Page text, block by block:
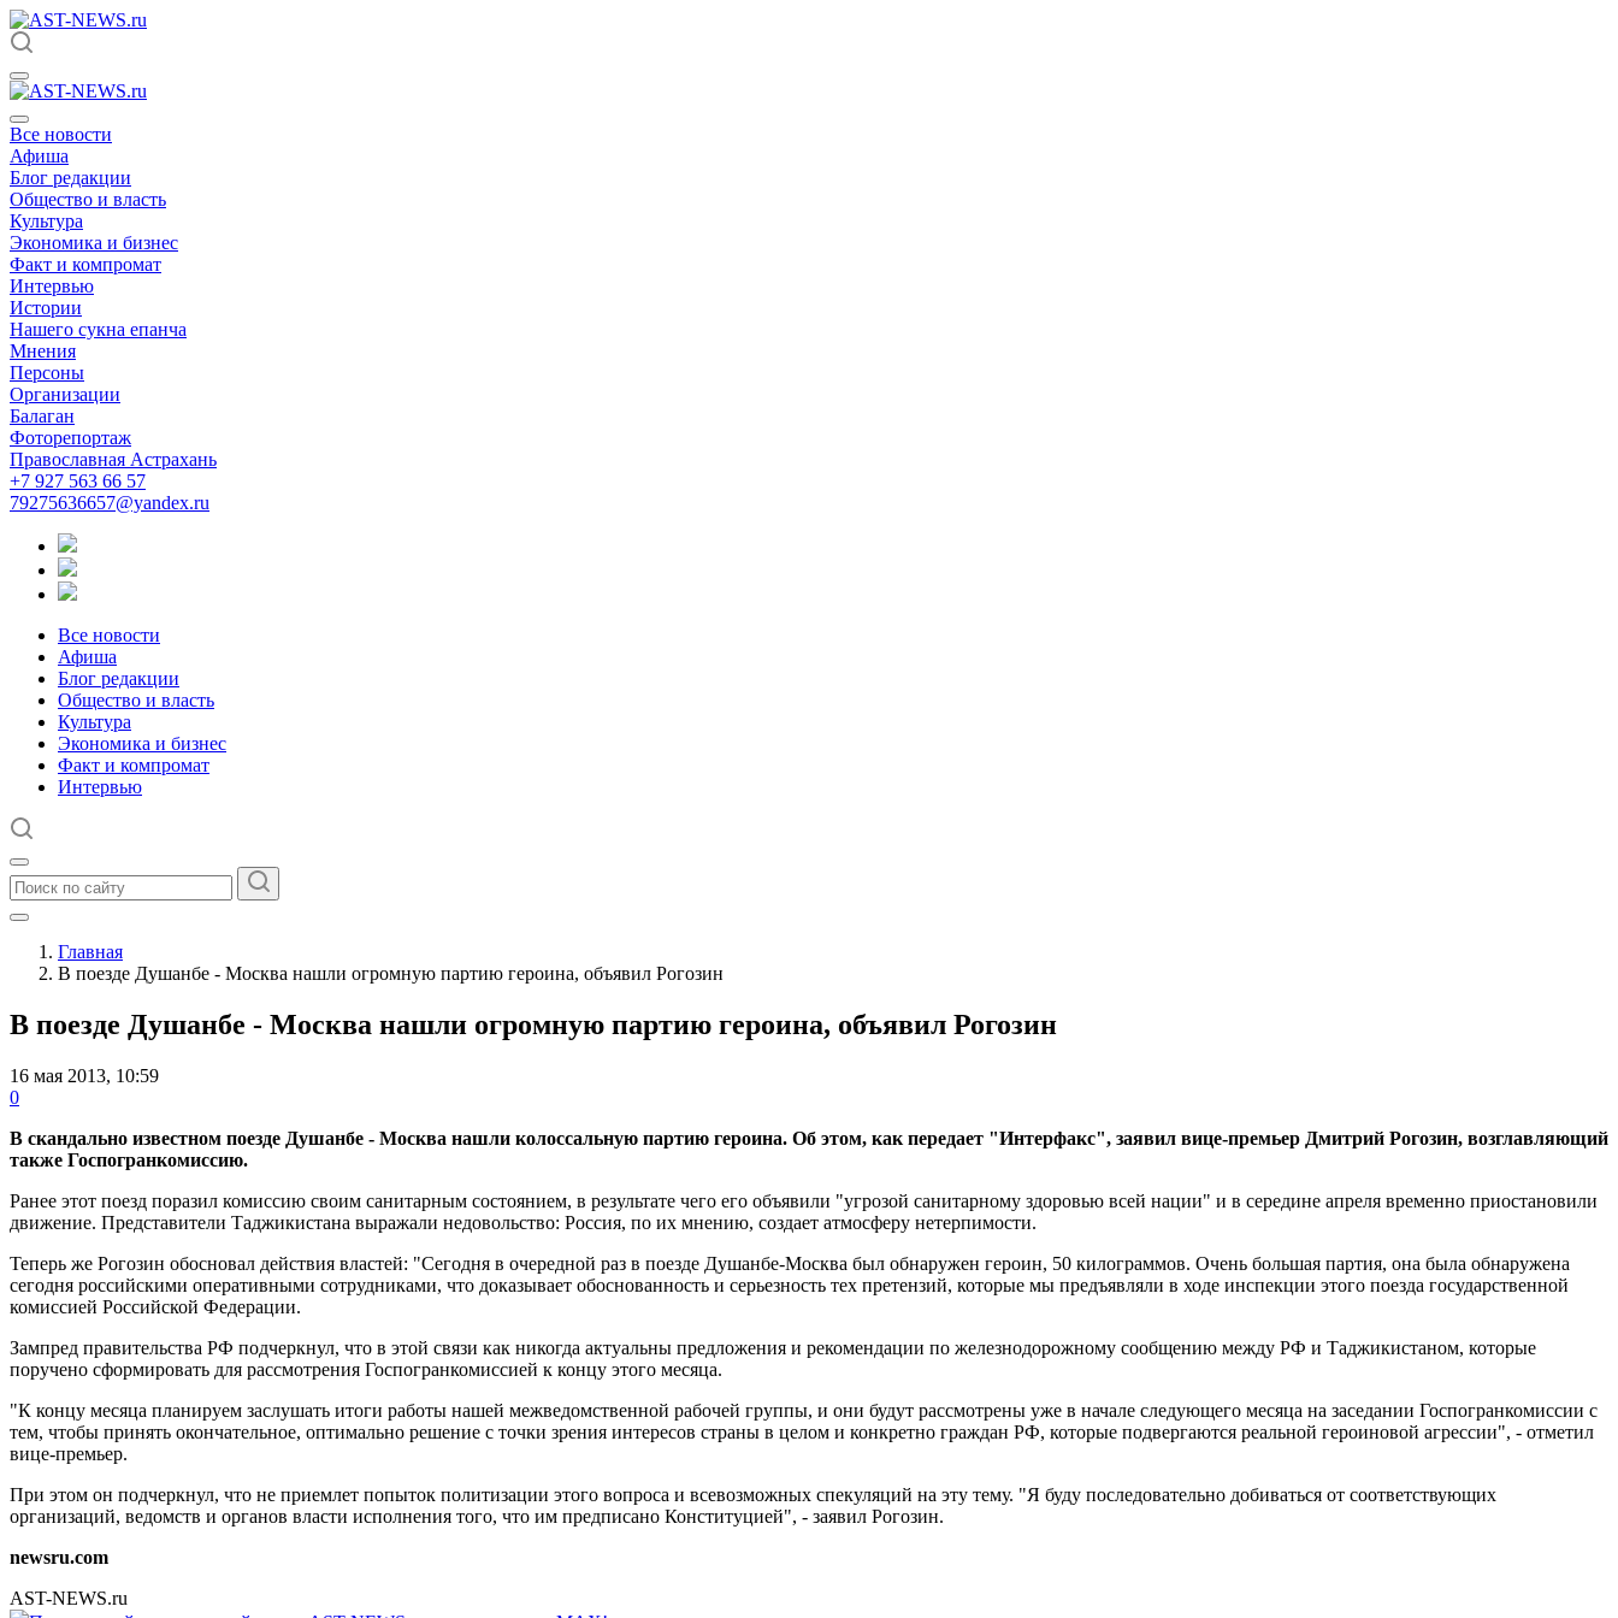
Все новости
Афиша
Блог редакции
Общество и власть
Культура
Экономика и бизнес
Факт и компромат
Интервью
Истории
Нашего сукна епанча
Мнения
Персоны
Организации
Балаган
Фоторепортаж
Православная Астрахань
+7 927 563 66 57
79275636657@yandex.ru
Все новости
Афиша
Блог редакции
Общество и власть
Культура
Экономика и бизнес
Факт и компромат
Интервью
Главная
В поезде Душанбе - Москва нашли огромную партию героина, объявил Рогозин
В поезде Душанбе - Москва нашли огромную партию героина, объявил Рогозин
16 мая 2013, 10:59
0
В скандально известном поезде Душанбе - Москва нашли колоссальную партию героина. Об этом, как передает "Интерфакс", заявил вице-премьер Дмитрий Рогозин, возглавляющий
также Госпогранкомиссию.
Ранее этот поезд поразил комиссию своим санитарным состоянием, в результате чего его объявили "угрозой санитарному здоровью всей нации" и в середине апреля временно приостановили
движение. Представители Таджикистана выражали недовольство: Россия, по их мнению, создает атмосферу нетерпимости.
Теперь же Рогозин обосновал действия властей: "Сегодня в очередной раз в поезде Душанбе-Москва был обнаружен героин, 50 килограммов. Очень большая партия, она была обнаружена
сегодня российскими оперативными сотрудниками, что доказывает обоснованность и серьезность тех претензий, которые мы предъявляли в ходе инспекции этого поезда государственной
комиссией Российской Федерации.
Зампред правительства РФ подчеркнул, что в этой связи как никогда актуальны предложения и рекомендации по железнодорожному сообщению между РФ и Таджикистаном, которые
поручено сформировать для рассмотрения Госпогранкомиссией к концу этого месяца.
"К концу месяца планируем заслушать итоги работы нашей межведомственной рабочей группы, и они будут рассмотрены уже в начале следующего месяца на заседании Госпогранкомиссии с
тем, чтобы принять окончательное, оптимально решение с точки зрения интересов страны в целом и конкретно граждан РФ, которые подвергаются реальной героиновой агрессии", - отметил
вице-премьер.
При этом он подчеркнул, что не приемлет попыток политизации этого вопроса и всевозможных спекуляций на эту тему. "Я буду последовательно добиваться от соответствующих
организаций, ведомств и органов власти исполнения того, что им предписано Конституцией", - заявил Рогозин.
newsru.com
AST-NEWS.ru